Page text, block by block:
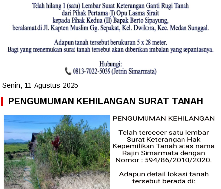
Senin, 11-Agustus-2025
PENGUMUMAN KEHILANGAN SURAT TANAH